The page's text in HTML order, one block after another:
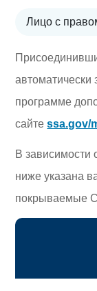
Лицо с
автоматически
программе
сайтеssa.gov/
В зависимости
ниже указана
покрываемые